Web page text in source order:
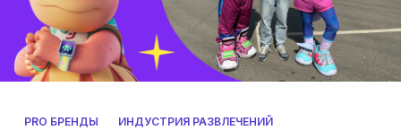
PRO БРЕНДЫ ИНДУСТРИЯ РАЗВЛЕЧЕНИЙ